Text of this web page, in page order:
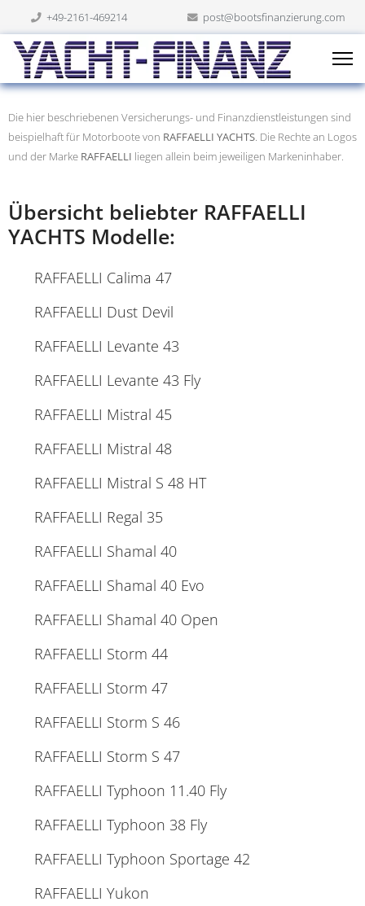
+49-2161-469214 post@bootsfinanzierung.com
Die hier beschriebenen Versicherungs- und Finanzdienstleistungen sind
beispielhaft für Motorboote von RAFFAELLI YACHTS. Die Rechte an Logos
und der Marke RAFFAELLI liegen allein beim jeweiligen Markeninhaber.
Übersicht beliebter RAFFAELLI
YACHTS Modelle:
RAFFAELLI Calima 47
RAFFAELLI Dust Devil
RAFFAELLI Levante 43
RAFFAELLI Levante 43 Fly
RAFFAELLI Mistral 45
RAFFAELLI Mistral 48
RAFFAELLI Mistral S 48 HT
RAFFAELLI Regal 35
RAFFAELLI Shamal 40
RAFFAELLI Shamal 40 Evo
RAFFAELLI Shamal 40 Open
RAFFAELLI Storm 44
RAFFAELLI Storm 47
RAFFAELLI Storm S 46
RAFFAELLI Storm S 47
RAFFAELLI Typhoon 11.40 Fly
RAFFAELLI Typhoon 38 Fly
RAFFAELLI Typhoon Sportage 42
RAFFAELLI Yukon